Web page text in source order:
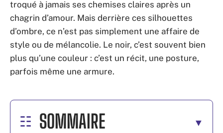
troqué à jamais ses chemises claires après un
chagrin d’amour. Mais derrière ces silhouettes
d’ombre, ce n’est pas simplement une affaire de
style ou de mélancolie. Le noir, c’est souvent bien
plus qu’une couleur : c’est un récit, une posture,
parfois même une armure.
SOMMAIRE